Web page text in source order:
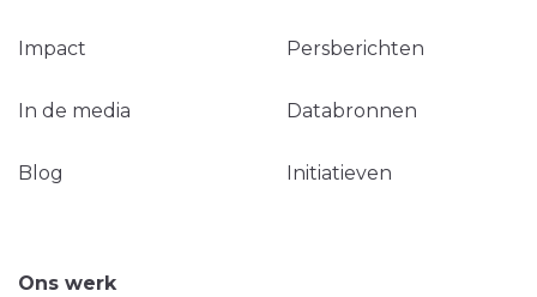
Impact Persberichten
In de media Databronnen
Blog Initiatieven
Ons werk